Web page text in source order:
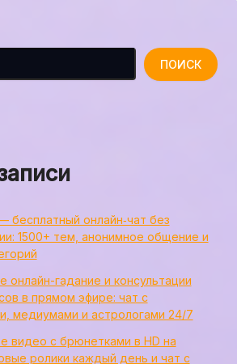
ПОИСК
бесплатный онлайн‑чат без
1500+ тем, анонимное общение и
онлайн-гадание и консультации
в прямом эфире: чат с
медиумами и астрологами 24/7
видео с брюнетками в HD на
ролики каждый день и чат с